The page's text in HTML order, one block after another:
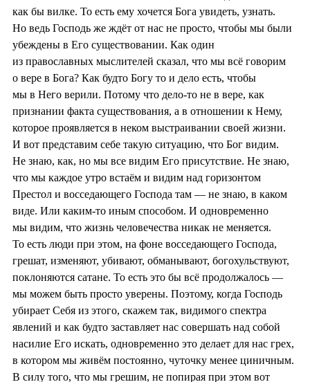
как бы вилке. То есть ему хочется Бога увидеть, узнать.
Но ведь Господь же ждёт от нас не просто, чтобы мы были
убеждены в Его существовании. Как один
из православных мыслителей сказал, что мы всё говорим
о вере в Бога? Как будто Богу то и дело есть, чтобы
мы в Него верили. Потому что дело-то не в вере, как
признании факта существования, а в отношении к Нему,
которое проявляется в неком выстраивании своей жизни.
И вот представим себе такую ситуацию, что Бог видим.
Не знаю, как, но мы все видим Его присутствие. Не знаю,
что мы каждое утро встаём и видим над горизонтом
Престол и восседающего Господа там — не знаю, в каком
виде. Или каким-то иным способом. И одновременно
мы видим, что жизнь человечества никак не меняется.
То есть люди при этом, на фоне восседающего Господа,
грешат, изменяют, убивают, обманывают, богохульствуют,
поклоняются сатане. То есть это бы всё продолжалось —
мы можем быть просто уверены. Поэтому, когда Господь
убирает Себя из этого, скажем так, видимого спектра
явлений и как будто заставляет нас совершать над собой
насилие Его искать, одновременно это делает для нас грех,
в котором мы живём постоянно, чуточку менее циничным.
В силу того, что мы грешим, не попирая при этом вот